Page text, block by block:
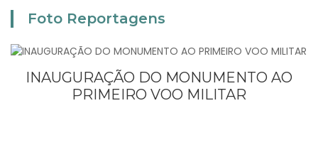
Foto Reportagens
INAUGURAÇÃO DO MONUMENTO AO
PRIMEIRO VOO MILITAR